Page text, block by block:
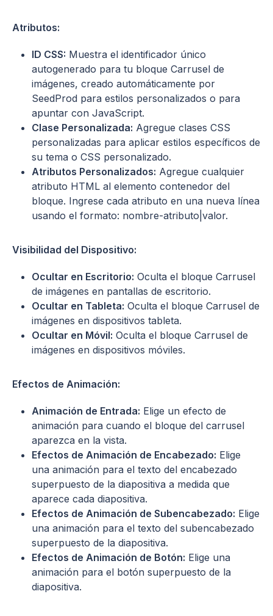
Atributos:
ID CSS: Muestra el identificador único
autogenerado para tu bloque Carrusel de
imágenes, creado automáticamente por
SeedProd para estilos personalizados o para
apuntar con JavaScript.
Clase Personalizada: Agregue clases CSS
personalizadas para aplicar estilos específicos de
su tema o CSS personalizado.
Atributos Personalizados: Agregue cualquier
atributo HTML al elemento contenedor del
bloque. Ingrese cada atributo en una nueva línea
usando el formato: nombre-atributo|valor.
Visibilidad del Dispositivo:
Ocultar en Escritorio: Oculta el bloque Carrusel
de imágenes en pantallas de escritorio.
Ocultar en Tableta: Oculta el bloque Carrusel de
imágenes en dispositivos tableta.
Ocultar en Móvil: Oculta el bloque Carrusel de
imágenes en dispositivos móviles.
Efectos de Animación:
Animación de Entrada: Elige un efecto de
animación para cuando el bloque del carrusel
aparezca en la vista.
Efectos de Animación de Encabezado: Elige
una animación para el texto del encabezado
superpuesto de la diapositiva a medida que
aparece cada diapositiva.
Efectos de Animación de Subencabezado: Elige
una animación para el texto del subencabezado
superpuesto de la diapositiva.
Efectos de Animación de Botón: Elige una
animación para el botón superpuesto de la
diapositiva.